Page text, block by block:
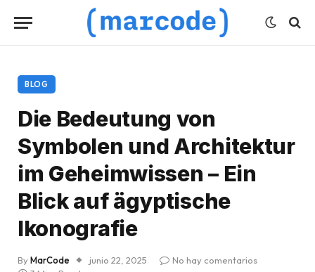
BLOG
Die Bedeutung von
Symbolen und Architektur
im Geheimwissen – Ein
Blick auf ägyptische
Ikonografie
ByMarCode junio 22, 2025
No hay comentarios